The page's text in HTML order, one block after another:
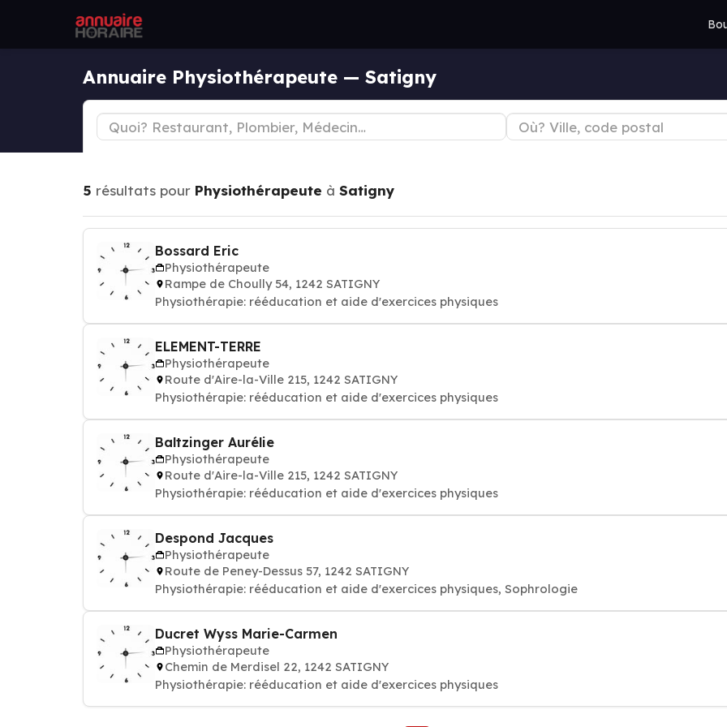
Annuaire Physiothérapeute — Satigny
5 résultats pour Physiothérapeute à Satigny
Bossard Eric
Physiothérapeute
Rampe de Choully 54, 1242 SATIGNY
Physiothérapie: rééducation et aide d'exercices physiques
ELEMENT-TERRE
Physiothérapeute
Route d'Aire-la-Ville 215, 1242 SATIGNY
Physiothérapie: rééducation et aide d'exercices physiques
Baltzinger Aurélie
Physiothérapeute
Route d'Aire-la-Ville 215, 1242 SATIGNY
Physiothérapie: rééducation et aide d'exercices physiques
Despond Jacques
Physiothérapeute
Route de Peney-Dessus 57, 1242 SATIGNY
Physiothérapie: rééducation et aide d'exercices physiques, Sophrologie
Ducret Wyss Marie-Carmen
Physiothérapeute
Chemin de Merdisel 22, 1242 SATIGNY
Physiothérapie: rééducation et aide d'exercices physiques